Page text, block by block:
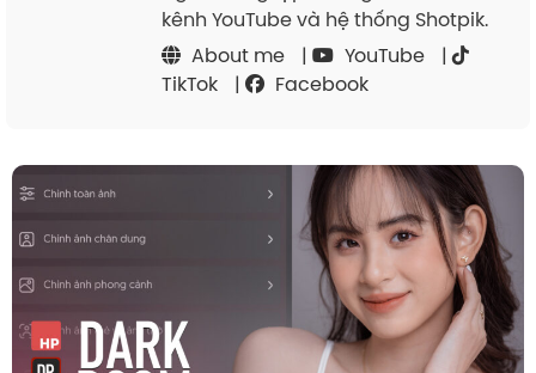
kênh YouTube và hệ thống Shotpik.
About me
| YouTube
|
TikTok
| Facebook